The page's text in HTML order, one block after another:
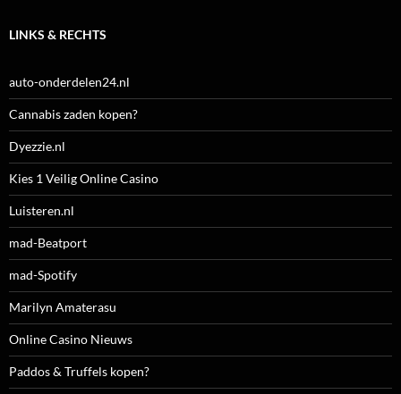
LINKS & RECHTS
auto-onderdelen24.nl
Cannabis zaden kopen?
Dyezzie.nl
Kies 1 Veilig Online Casino
Luisteren.nl
mad-Beatport
mad-Spotify
Marilyn Amaterasu
Online Casino Nieuws
Paddos & Truffels kopen?